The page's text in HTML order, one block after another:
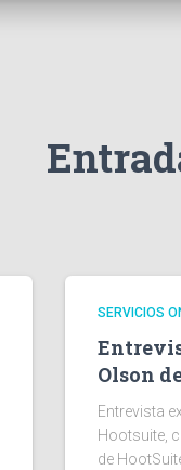
SERVICIOS
Olson
Entrevista
Hootsuite,
de